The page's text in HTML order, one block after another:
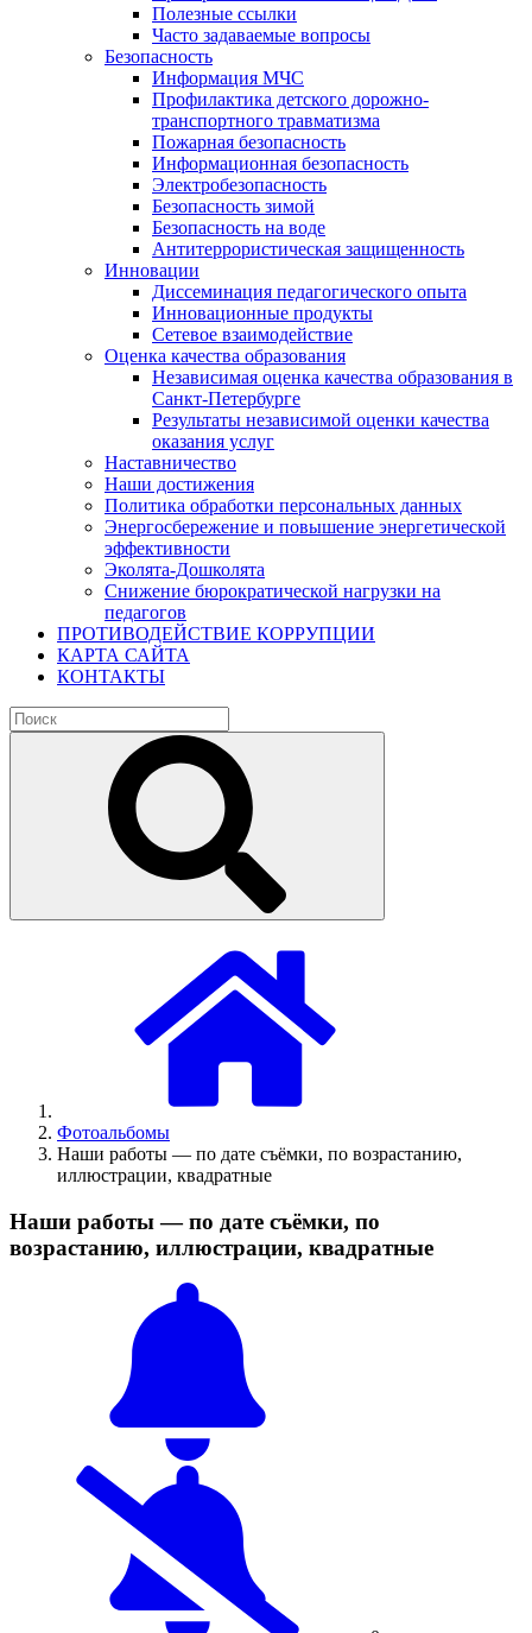
Полезные ссылки
Часто задаваемые вопросы
Безопасность
Информация МЧС
Профилактика детского дорожно-
транспортного травматизма
Пожарная безопасность
Информационная безопасность
Электробезопасность
Безопасность зимой
Безопасность на воде
Антитеррористическая защищенность
Инновации
Диссеминация педагогического опыта
Инновационные продукты
Сетевое взаимодействие
Оценка качества образования
Независимая оценка качества образования в
Санкт-Петербурге
Результаты независимой оценки качества
оказания услуг
Наставничество
Наши достижения
Политика обработки персональных данных
Энергосбережение и повышение энергетической
эффективности
Эколята-Дошколята
Снижение бюрократической нагрузки на
педагогов
ПРОТИВОДЕЙСТВИЕ КОРРУПЦИИ
КАРТА САЙТА
КОНТАКТЫ
Фотоальбомы
Наши работы — по дате съёмки, по возрастанию,
иллюстрации, квадратные
Наши работы — по дате съёмки, по
возрастанию, иллюстрации, квадратные